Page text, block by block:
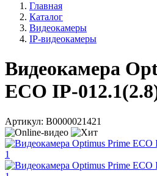
Главная
Каталог
Видеокамеры
IP-видеокамеры
Видеокамера
ECO IP-
Артикул: В0000021421